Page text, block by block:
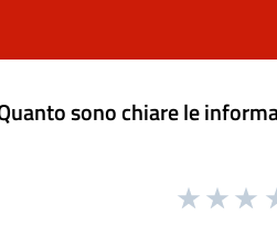
sono chiare le